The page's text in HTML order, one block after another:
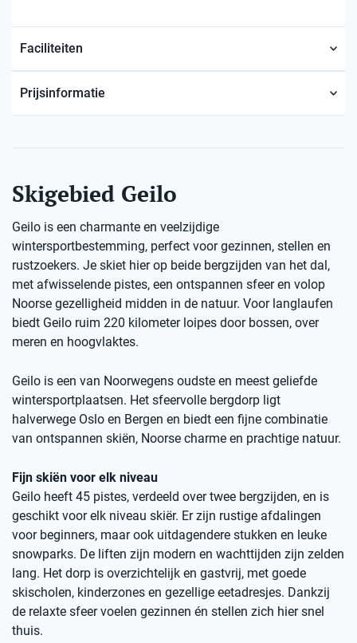
Faciliteiten
Prijsinformatie
Skigebied Geilo
Geilo is een charmante en veelzijdige
wintersportbestemming, perfect voor gezinnen, stellen en
rustzoekers. Je skiet hier op beide bergzijden van het dal,
met afwisselende pistes, een ontspannen sfeer en volop
Noorse gezelligheid midden in de natuur. Voor langlaufen
biedt Geilo ruim 220 kilometer loipes door bossen, over
meren en hoogvlaktes.
Geilo is een van Noorwegens oudste en meest geliefde
wintersportplaatsen. Het sfeervolle bergdorp ligt
halverwege Oslo en Bergen en biedt een fijne combinatie
van ontspannen skiën, Noorse charme en prachtige natuur.
Fijn skiën voor elk niveau
Geilo heeft 45 pistes, verdeeld over twee bergzijden, en is
geschikt voor elk niveau skiër. Er zijn rustige afdalingen
voor beginners, maar ook uitdagendere stukken en leuke
snowparks. De liften zijn modern en wachttijden zijn zelden
lang. Het dorp is overzichtelijk en gastvrij, met goede
skischolen, kinderzones en gezellige eetadresjes. Dankzij
de relaxte sfeer voelen gezinnen én stellen zich hier snel
thuis.